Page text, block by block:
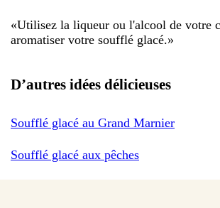
«Utilisez la liqueur ou l'alcool de votre
aromatiser votre soufflé glacé.»
D’autres idées délicieuses
Soufflé glacé au Grand Marnier
Soufflé glacé aux pêches